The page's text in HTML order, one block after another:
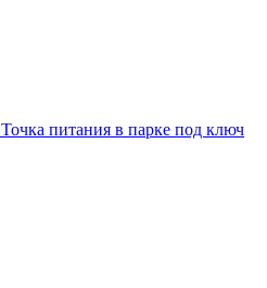
Точка питания в парке под ключ